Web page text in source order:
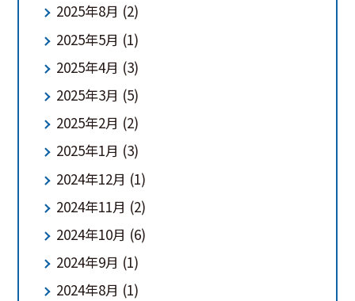
2025年8月 (2)
2025年5月 (1)
2025年4月 (3)
2025年3月 (5)
2025年2月 (2)
2025年1月 (3)
2024年12月 (1)
2024年11月 (2)
2024年10月 (6)
2024年9月 (1)
2024年8月 (1)